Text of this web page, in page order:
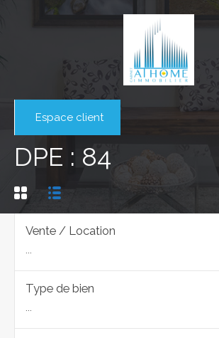
Espace client
DPE : 84
Vente / Location
...
Type de bien
...